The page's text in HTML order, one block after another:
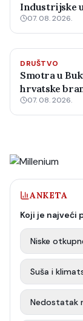
Industrijske
07. 08. 2026.
DRUŠTVO
Smotra u
hrvatske
07. 08. 2026.
ANKETA
Koji je najveći
Niske
Suša i
Nedostatak